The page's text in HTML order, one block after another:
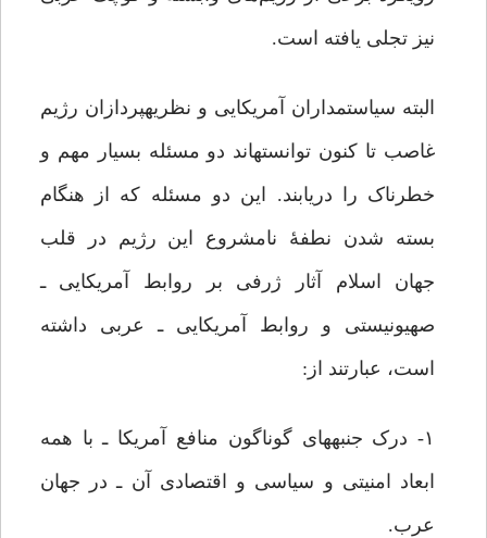
نیز تجلی یافته است.
البته سیاستمداران آمریکایی و نظریه‏پردازان رژیم
غاصب تا کنون توانسته‏اند دو مسئله بسیار مهم و
خطرناک را دریابند. این دو مسئله که از هنگام
بسته شدن نطفۀ نامشروع این رژیم در قلب
جهان اسلام آثار ژرفی بر روابط آمریکایی ـ
صهیونیستی و روابط آمریکایی ـ عربی داشته
است، عبارتند از:
۱- درک جنبه‏های گوناگون منافع آمریکا ـ با همه‏
ابعاد امنیتی و سیاسی و اقتصادی آن ـ در جهان
عرب.